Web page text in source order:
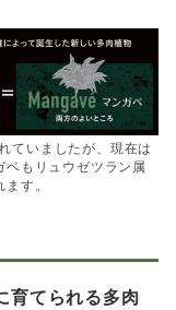
ていましたが、現在は
ベもリュウゼツラン属
す。
育てられる多肉